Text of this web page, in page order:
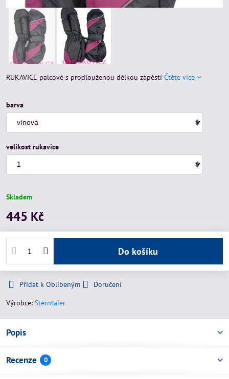
RUKAVICE palcové s prodlouženou délkou zápěstí Čtěte více
barva
velikost rukavice
Skladem
445 Kč
Do košíku
Přidat k Oblíbeným
Doručení
Výrobce: Sterntaler
Popis
Recenze 0